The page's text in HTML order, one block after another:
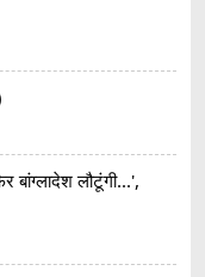
बांग्लादेश लौटूंगी...',